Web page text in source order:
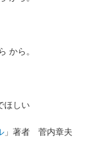
から。
ほしい
」著者 菅内章夫